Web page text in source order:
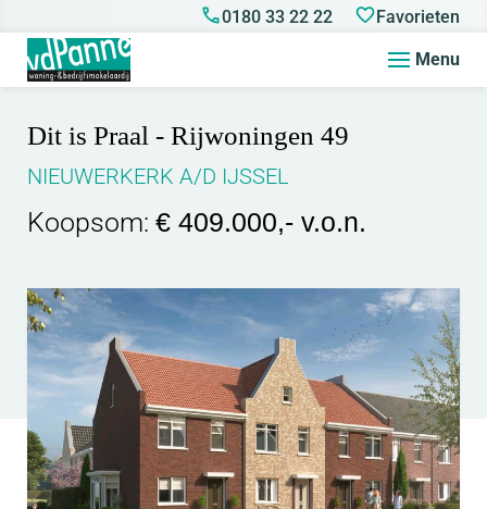
0180 33 22 22 Favorieten
Menu
Dit is Praal - Rijwoningen 49
NIEUWERKERK A/D IJSSEL
Koopsom: € 409.000,- v.o.n.